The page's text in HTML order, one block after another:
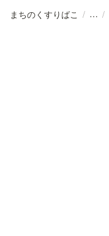
まちのくすりばこ / /